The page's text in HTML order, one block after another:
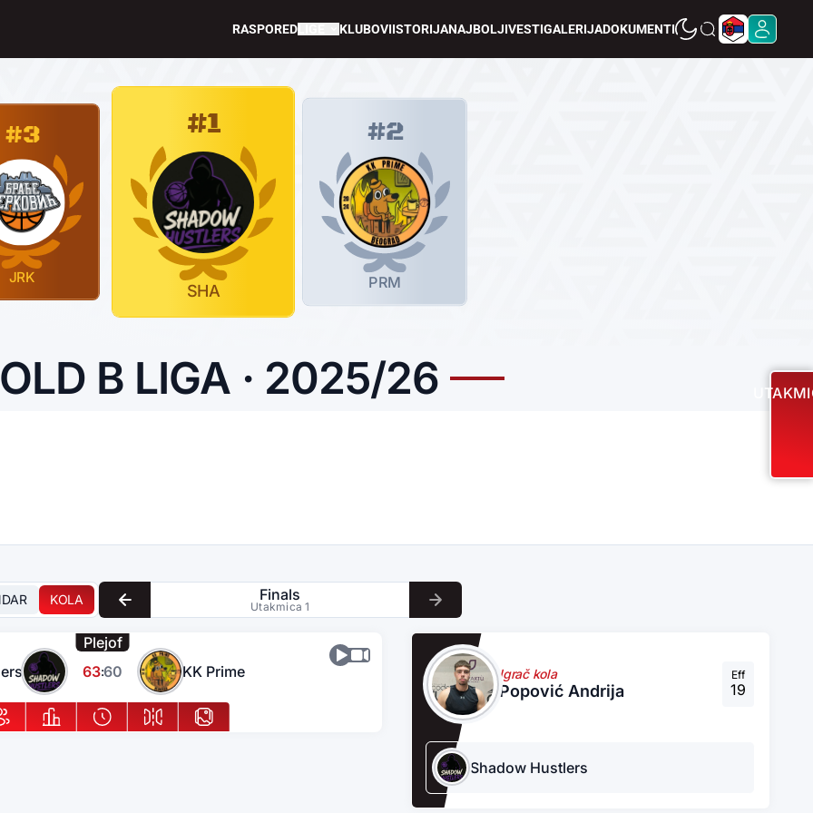
RASPORED KLUBOVIISTORIJANAJBOLJIVESTIGALERIJADOKUMENTI
#3
JRK
#1
SHA
#2
PRM
B LIGA · 2025/26
KOLA Finals
Utakmica 1
63:60 KK Prime
Plejof
Igrač kola
Popović Andrija
Eff
19
Shadow Hustlers